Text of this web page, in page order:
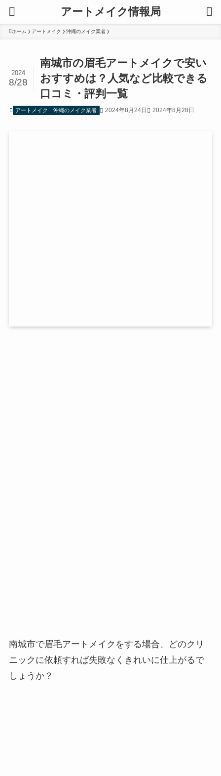
アートメイク情報局
ホーム アートメイク 沖縄のメイク業者
南城市の眉毛アートメイクで安い
おすすめは？人気など比較できる
口コミ・評判一覧
2024
8/28
アートメイク 沖縄のメイク業者 2024年8月24日 2024年8月28日
南城市で眉毛アートメイクをする場合、
どのクリ
ニックに依頼すれば失敗なくきれいに仕上がるで
しょうか？